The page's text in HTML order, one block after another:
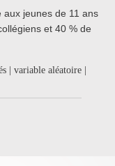
aux jeunes de 11 ans
et 40 % de
| variable aléatoire |